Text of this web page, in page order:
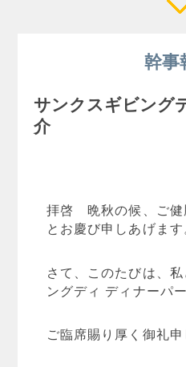
幹事
サンクスギビング
介
拝啓 晩秋の候、ご健
とお慶び申しあげます
さて、このたびは、
ングディ ディナーパ
ご臨席賜り厚く御礼申